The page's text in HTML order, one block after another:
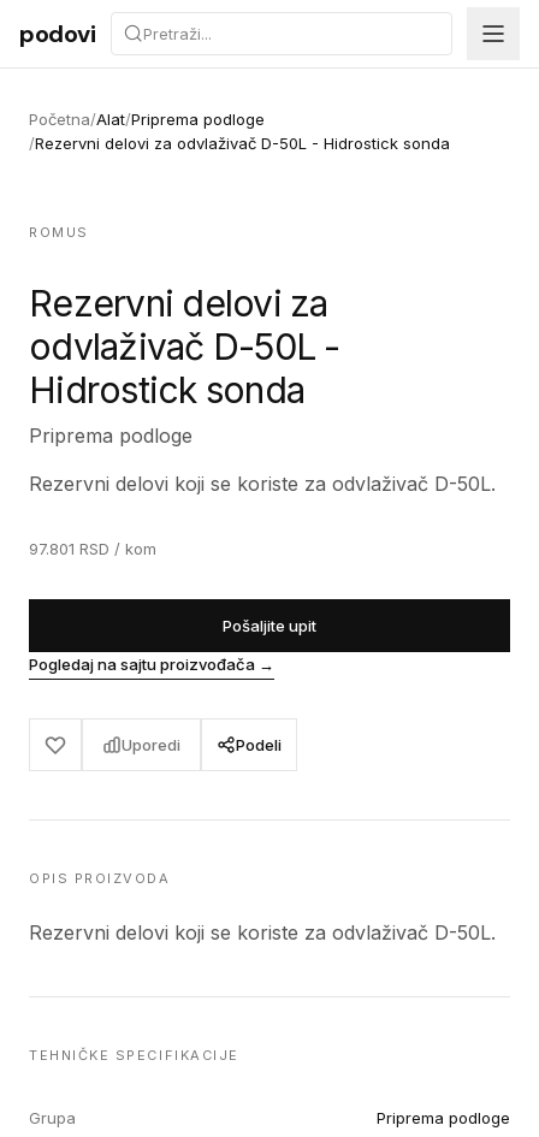
Preskoči na sadržaj
podovi
Početna/Alat/Priprema podloge
/Rezervni delovi za odvlaživač D-50L - Hidrostick sonda
ROMUS
Rezervni delovi za
odvlaživač D-50L -
Hidrostick sonda
Priprema podloge
Rezervni delovi koji se koriste za odvlaživač D-50L.
97.801 RSD / kom
Pošaljite upit
Pogledaj na sajtu proizvođača →
Uporedi Podeli
OPIS PROIZVODA
Rezervni delovi koji se koriste za odvlaživač D-50L.
TEHNIČKE SPECIFIKACIJE
Grupa Priprema podloge